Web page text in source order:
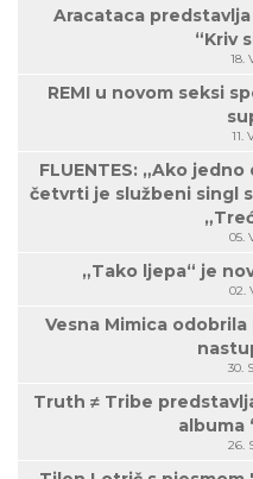
Aracataca
“Kriv
18.
REMI u novom seksi
11.
FLUENTES: „Ako
četvrti je službeni singl
05.
„Tako ljepa“ je
02.
Vesna Mimica
30.
Truth ≠ Tribe
albuma
26.